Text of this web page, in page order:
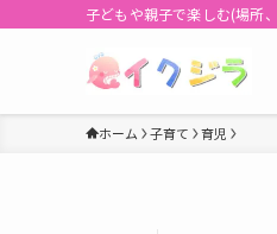
子どもや親子で楽しむ(場所
ホーム 子育て 育児